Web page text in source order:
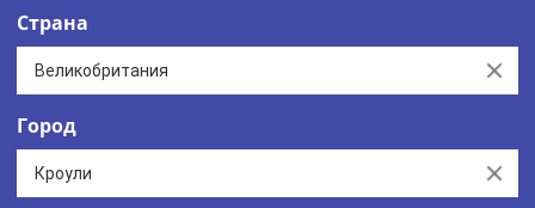
Страна
Clear
Город
Clear